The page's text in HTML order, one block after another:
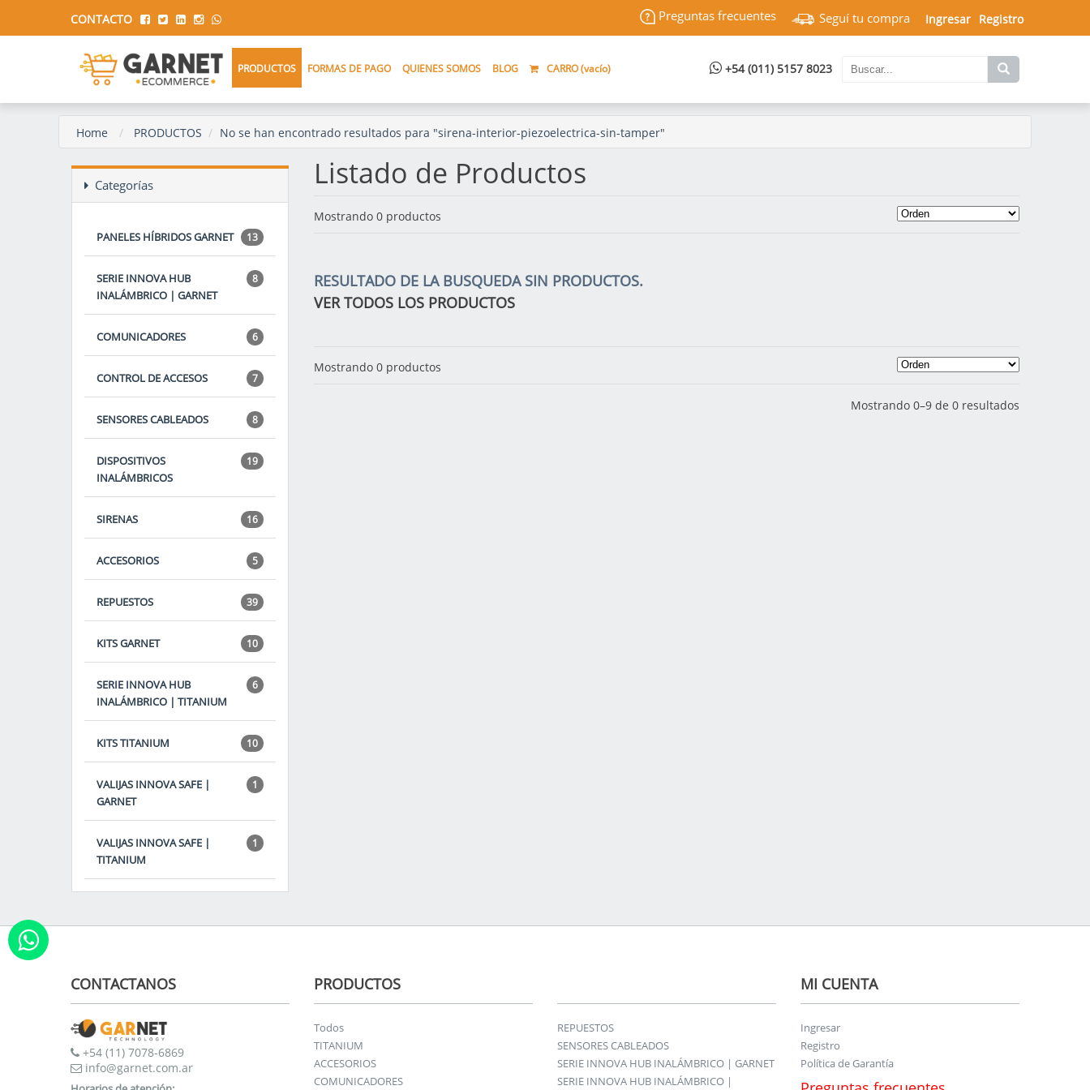
CONTACTO Ingresar Registro
Seguí tu compra
Preguntas frecuentes
+54 (011) 5157 8023
PRODUCTOS FORMAS DE PAGO QUIENES SOMOS BLOG CARRO (vacío)
Home PRODUCTOS No se han encontrado resultados para "sirena-interior-piezoelectrica-sin-tamper"
Categorías
13
PANELES HÍBRIDOS GARNET
8
SERIE INNOVA HUB
INALÁMBRICO | GARNET
6
COMUNICADORES
7
CONTROL DE ACCESOS
8
SENSORES CABLEADOS
19
DISPOSITIVOS
INALÁMBRICOS
16
SIRENAS
5
ACCESORIOS
39
REPUESTOS
10
KITS GARNET
6
SERIE INNOVA HUB
INALÁMBRICO | TITANIUM
10
KITS TITANIUM
1
VALIJAS INNOVA SAFE |
GARNET
1
VALIJAS INNOVA SAFE |
TITANIUM
Listado de Productos
Mostrando 0 productos
RESULTADO DE LA BUSQUEDA SIN PRODUCTOS.
VER TODOS LOS PRODUCTOS
Mostrando 0 productos
Mostrando 0–9 de 0 resultados
CONTACTANOS
+54 (11) 7078-6869
info@garnet.com.ar
PRODUCTOS
Todos
TITANIUM
ACCESORIOS
COMUNICADORES
REPUESTOS
SENSORES CABLEADOS
SERIE INNOVA HUB INALÁMBRICO | GARNET
SERIE INNOVA HUB INALÁMBRICO |
MI CUENTA
Ingresar
Registro
Política de Garantía